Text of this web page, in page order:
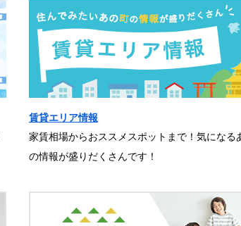
賃貸エリア情報
家賃相場からおススメスポットまで！気になる
の情報が盛りだくさんです！